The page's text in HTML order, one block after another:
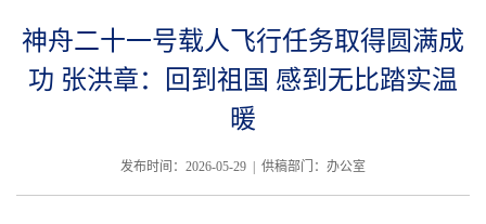
神舟二十一号载人飞行任务取得圆满成
功 张洪章：回到祖国 感到无比踏实温
暖
发布时间：2026-05-29 | 供稿部门：办公室